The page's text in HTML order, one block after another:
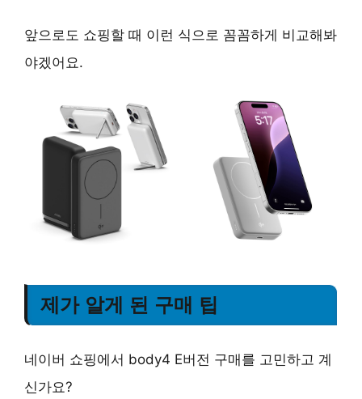
앞으로도 쇼핑할 때 이런 식으로 꼼꼼하게 비교해봐
야겠어요.
제가 알게 된 구매 팁
네이버 쇼핑에서 body4 E버전 구매를 고민하고 계
신가요?